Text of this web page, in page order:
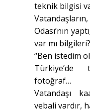
teknik bilgisi
Odası’nın
var mı bilgileri?
“Ben istedim
Türkiye’de
fotoğraf…
Vatandaşı
vebali vardır,